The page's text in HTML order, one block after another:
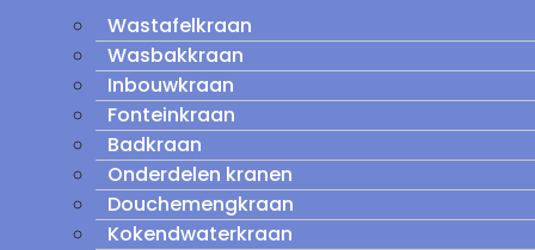
Wastafelkraan
Wasbakkraan
Inbouwkraan
Fonteinkraan
Badkraan
Onderdelen kranen
Douchemengkraan
Kokendwaterkraan